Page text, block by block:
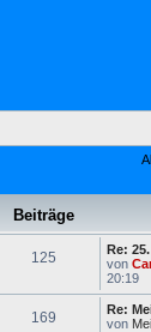
Beiträge
125
Re:
von
20:19
169
Re:
von